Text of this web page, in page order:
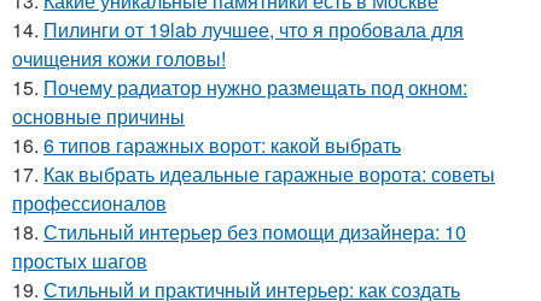
14. Пилинги от 19lab лучшее, что я пробовала для
очищения кожи головы!
15. Почему радиатор нужно размещать под окном:
основные причины
16. 6 типов гаражных ворот: какой выбрать
17. Как выбрать идеальные гаражные ворота: советы
профессионалов
18. Стильный интерьер без помощи дизайнера: 10
простых шагов
19. Стильный и практичный интерьер: как создать